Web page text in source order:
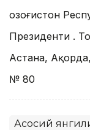
Қозоғистон
Президенти Қ.
Астана,
№ 80
Асосий